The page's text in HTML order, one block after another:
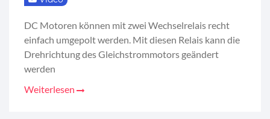
DC Motoren können mit zwei Wechselrelais recht
einfach umgepolt werden. Mit diesen Relais kann die
Drehrichtung des Gleichstrommotors geändert
werden
Weiterlesen